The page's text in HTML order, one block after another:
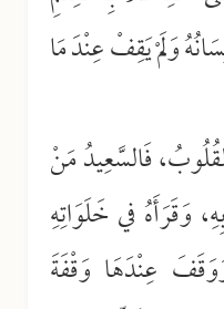
وَلَمْ يَقِفْ عِنْدَ مَا
فَالسَّعِيدُ مَنْ
وَقَرَأَهُ في خَلَوَاتِهِ
عِنْدَهَا وَقْفَةَ